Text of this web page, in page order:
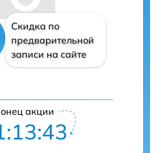
Скидка по
предварительной
записи на сайте
акции